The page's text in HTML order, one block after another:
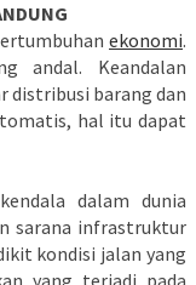
ekonomi.
andal. Keandalan
distribusi barang dan
hal itu dapat
dalam dunia
sarana infrastruktur
kondisi jalan yang